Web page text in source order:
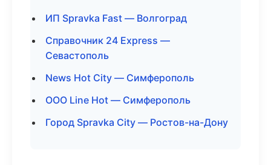
ИП Spravka Fast — Волгоград
Справочник 24 Express —
Севастополь
News Hot City — Симферополь
ООО Line Hot — Симферополь
Город Spravka City — Ростов-на-Дону